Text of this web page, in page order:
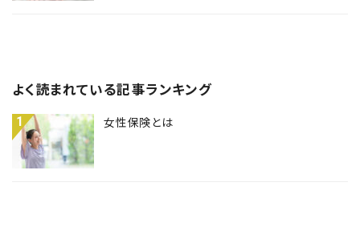
よく読まれている記事ランキング
1 女性保険とは